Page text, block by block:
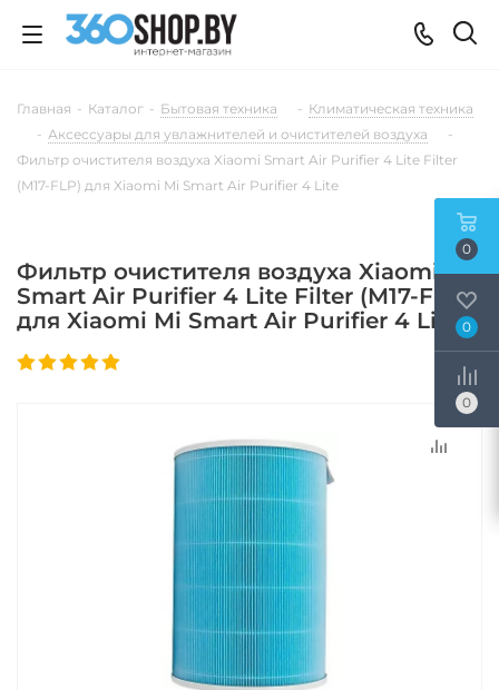
Главная - Каталог - Бытовая техника - Климатическая техника
- Аксессуары для увлажнителей и очистителей воздуха
-
Фильтр очистителя воздуха Xiaomi Smart Air Purifier 4 Lite Filter
(M17-FLP) для Xiaomi Mi Smart Air Purifier 4 Lite
Фильтр очистителя воздуха Xiaomi
Smart Air Purifier 4 Lite Filter (M17-FLP)
для Xiaomi Mi Smart Air Purifier 4 Lite
0
0
0